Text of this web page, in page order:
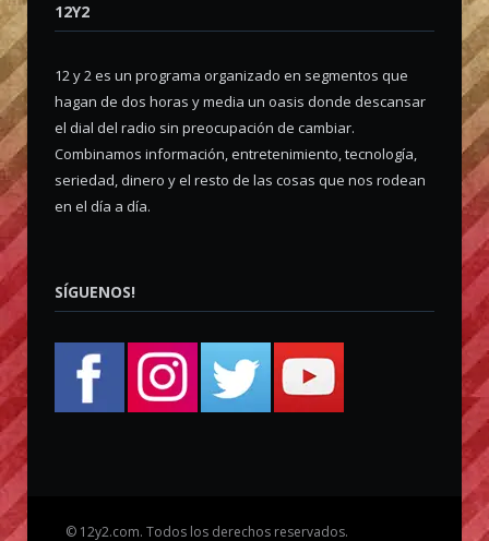
12Y2
12 y 2 es un programa organizado en segmentos que
hagan de dos horas y media un oasis donde descansar
el dial del radio sin preocupación de cambiar.
Combinamos información, entretenimiento, tecnología,
seriedad, dinero y el resto de las cosas que nos rodean
en el día a día.
SÍGUENOS!
© 12y2.com. Todos los derechos reservados.